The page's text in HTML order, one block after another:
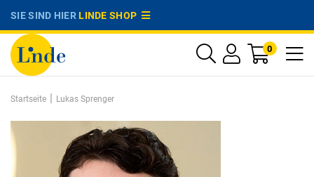
SIE SIND HIERLINDE SHOP
0
Startseite | Lukas Sprenger